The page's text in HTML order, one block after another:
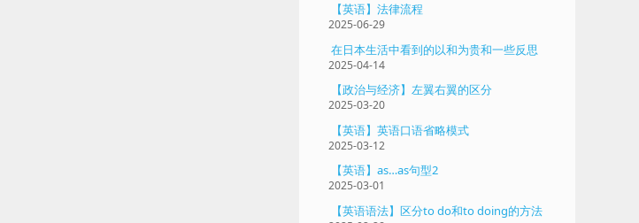
【英语】法律流程
2025-06-29
在日本生活中看到的以和为贵和一些反思
2025-04-14
【政治与经济】左翼右翼的区分
2025-03-20
【英语】英语口语省略模式
2025-03-12
【英语】as…as句型2
2025-03-01
【英语语法】区分to do和to doing的方法